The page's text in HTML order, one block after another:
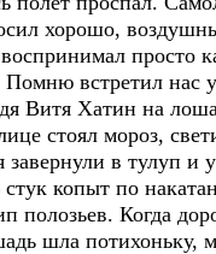
хорошо,
просто
Помню встретил нас у
Витя Хатин на
стоял мороз,
в тулуп и
копыт по
полозьев. Когда
шла потихоньку,